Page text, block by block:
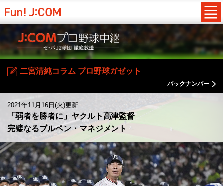
二宮清純コラム プロ野球ガゼット
バックナンバー
2021年11月16日(火)更新
「弱者を勝者に」ヤクルト高津監督
完璧なるブルペン・マネジメント